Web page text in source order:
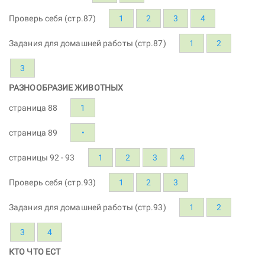
Проверь себя (стр.87) 1 2 3 4
Задания для домашней работы (стр.87) 1 2
3
РАЗНООБРАЗИЕ ЖИВОТНЫХ
страница 88 1
страница 89 •
страницы 92 - 93 1 2 3 4
Проверь себя (стр.93) 1 2 3
Задания для домашней работы (стр.93) 1 2
3 4
КТО ЧТО ЕСТ